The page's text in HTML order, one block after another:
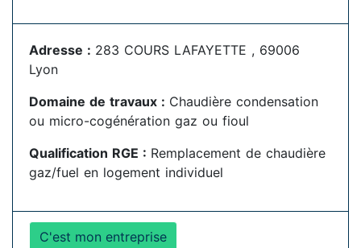
Adresse : 283 COURS LAFAYETTE , 69006
Lyon
Domaine de travaux : Chaudière condensation
ou micro-cogénération gaz ou fioul
Qualification RGE : Remplacement de chaudière
gaz/fuel en logement individuel
C'est mon entreprise